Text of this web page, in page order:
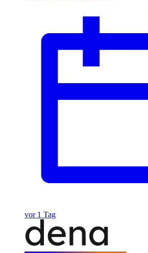
vor 1 Tag